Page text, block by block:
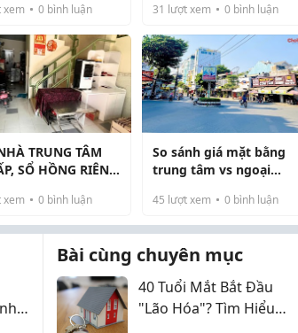
xem 0 bình luận 31 lượt xem 0bình luận
TRUNG TÂM
SỔ HỒNG RIÊNG
ĐỂ XE
xem 0 bình luận
So sánh giá mặt bằng
trung tâm vs ngoại
45 lượt xem 0bình luận
Bài cùng chuyên mục
40 Tuổi Mắt Bắt Đầu
"Lão Hóa"? Tìm Hiểu